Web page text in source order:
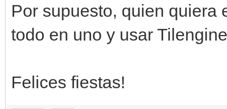
Por supuesto, quien quiera
todo en uno y usar
Felices fiestas!